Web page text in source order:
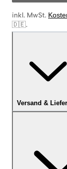
inkl. MwSt.
🇩🇪.
Versand &